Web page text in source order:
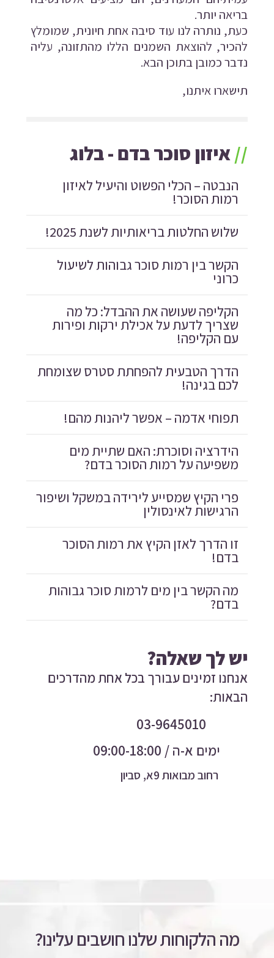
בריאה יותר.
כעת, נותרה לנו עוד סיבה אחת חיונית, שמומלץ
להכיר, להוצאת השמנים הללו מהתזונה, עליה
נדבר כמובן בתוכן הבא.
תישארו איתנו,
//איזון סוכר בדם - בלוג
הנבטה – הכלי הפשוט והיעיל לאיזון
רמות הסוכר!
שלוש החלטות בריאותיות לשנת 2025!
הקשר בין רמות סוכר גבוהות לשיעול
כרוני
הקליפה שעושה את ההבדל: כל מה
שצריך לדעת על אכילת ירקות ופירות
עם הקליפה!
הדרך הטבעית להפחתת סטרס שצומחת
לכם בגינה!
תפוחי אדמה – אפשר ליהנות מהם!
הידרציה וסוכרת: האם שתיית מים
משפיעה על רמות הסוכר בדם?
פרי הקיץ שמסייע לירידה במשקל ושיפור
הרגישות לאינסולין
זו הדרך לאזן הקיץ את רמות הסוכר
בדם!
מה הקשר בין מים לרמות סוכר גבוהות
בדם?
יש לך שאלה?
אנחנו זמינים עבורך בכל אחת מהדרכים
הבאות:
03-9645010
ימים א-ה / 09:00-18:00
רחוב מבואות 9א, סביון
מה הלקוחות שלנו חושבים עלינו?